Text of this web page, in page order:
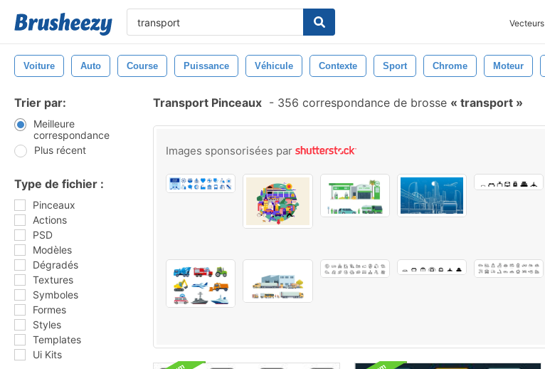
Vecteurs
Voiture Auto Course Puissance Véhicule Contexte Sport Chrome Moteur
Trier par:
Meilleure
correspondance
Plus récent
Type de fichier :
Pinceaux
Actions
PSD
Modèles
Dégradés
Textures
Symboles
Formes
Styles
Templates
Ui Kits
Transport Pinceaux - 356 correspondance de brosse transport
Images sponsorisées par